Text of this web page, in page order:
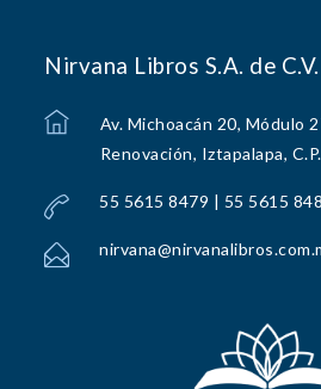
Nirvana Libros S.A. de C.V.
Av. Michoacán 20, Módulo
Renovación, Iztapalapa,
55 5615 8479 | 55 5615